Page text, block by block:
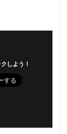
しよう！